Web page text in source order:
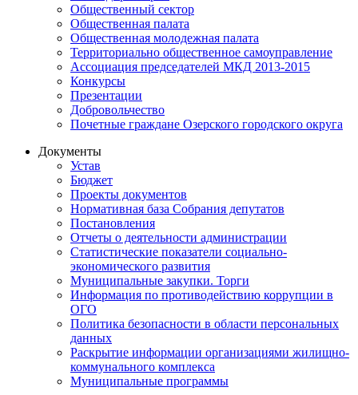
Общественный сектор
Общественная палата
Общественная молодежная палата
Территориально общественное самоуправление
Ассоциация председателей МКД 2013-2015
Конкурсы
Презентации
Добровольчество
Почетные граждане Озерского городского округа
Документы
Устав
Бюджет
Проекты документов
Нормативная база Собрания депутатов
Постановления
Отчеты о деятельности администрации
Статистические показатели социально-
экономического развития
Муниципальные закупки. Торги
Информация по противодействию коррупции в
ОГО
Политика безопасности в области персональных
данных
Раскрытие информации организациями жилищно-
коммунального комплекса
Муниципальные программы